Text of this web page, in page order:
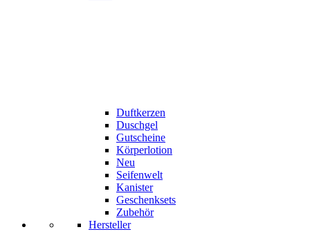
Duftkerzen
Duschgel
Gutscheine
Körperlotion
Neu
Seifenwelt
Kanister
Geschenksets
Zubehör
Hersteller